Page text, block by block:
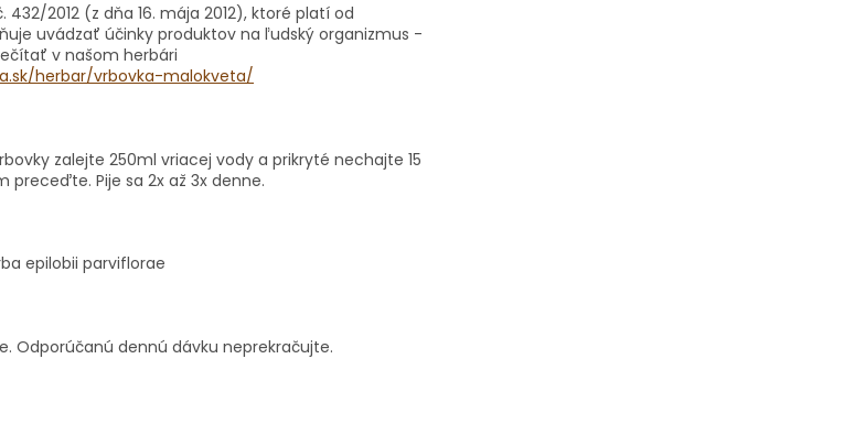
432/2012 (z dňa 16. mája 2012), ktoré platí od
uvádzať účinky produktov na ľudský organizmus -
v našom herbári
herbar/vrbovka-malokveta/
zalejte 250ml vriacej vody a prikryté nechajte 15
Pije sa 2x až 3x denne.
epilobii parviflorae
Odporúčanú dennú dávku neprekračujte.